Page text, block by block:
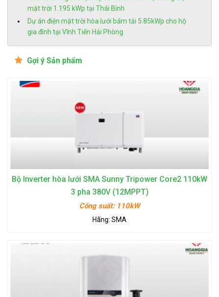
mặt trời 1.195 kWp tại Thái Bình
Dự án điện mặt trời hòa lưới bám tải 5.85kWp cho hộ
gia đình tại Vĩnh Tiến Hải Phòng
Gợi ý Sản phẩm
Bộ Inverter hòa lưới SMA Sunny Tripower Core2 110kW
3 pha 380V (12MPPT)
Công suất: 110kW
Hãng: SMA